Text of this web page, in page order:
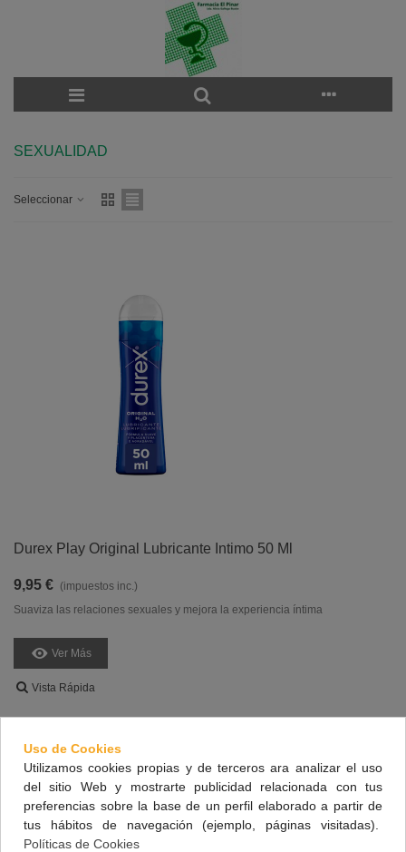
SEXUALIDAD
Seleccionar
Durex Play Original Lubricante Intimo 50 Ml
9,95 € (impuestos inc.)
Suaviza las relaciones sexuales y mejora la experiencia íntima
Ver Más
Vista Rápida
Uso de Cookies
Utilizamos cookies propias y de terceros ara analizar el uso
del sitio Web y mostrarte publicidad relacionada con tus
preferencias sobre la base de un perfil elaborado a partir de
tus hábitos de navegación (ejemplo, páginas visitadas).
Políticas de Cookies